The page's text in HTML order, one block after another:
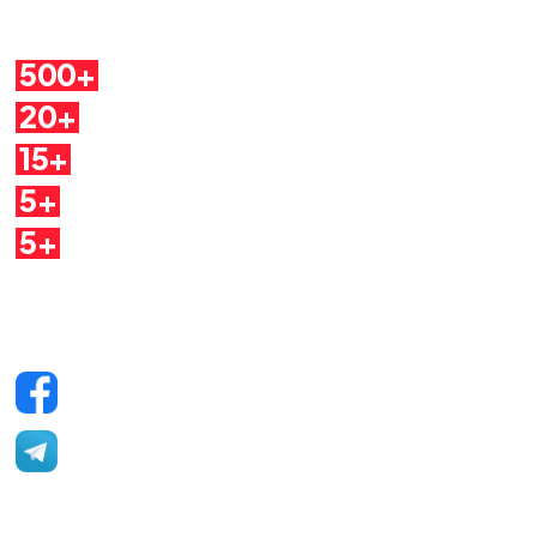
500+
20+
15+
5+
5+